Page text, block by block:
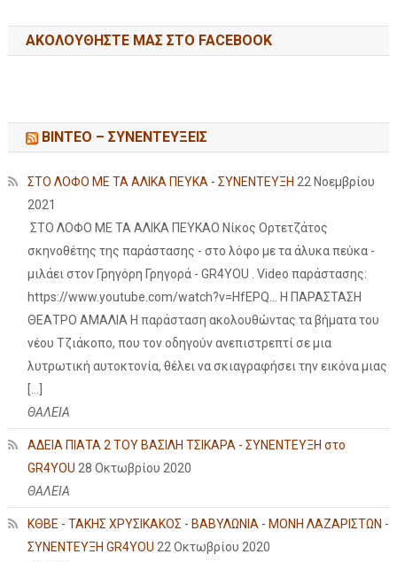
ΑΚΟΛΟΥΘΉΣΤΕ ΜΑΣ ΣΤΟ FACEBOOK
ΒΙΝΤΕΟ – ΣΥΝΕΝΤΕΥΞΕΙΣ
ΣΤΟ ΛΟΦΟ ΜΕ ΤΑ ΑΛΙΚΑ ΠΕΥΚΑ - ΣΥΝΕΝΤΕΥΞΗ 22 Νοεμβρίου
2021
ΣΤΟ ΛΟΦΟ ΜΕ ΤΑ ΑΛΙΚΑ ΠΕΥΚΑΟ Νίκος Ορτετζάτος
σκηνοθέτης της παράστασης - στο λόφο με τα άλυκα πεύκα -
μιλάει στον Γρηγόρη Γρηγορά - GR4YOU . Video παράστασης:
https://www.youtube.com/watch?v=HfEPQ... Η ΠΑΡΑΣΤΑΣΗ
ΘΕΑΤΡΟ ΑΜΑΛΙΑ Η παράσταση ακολουθώντας τα βήματα του
νέου Τζιάκοπο, που τον οδηγούν ανεπιστρεπτί σε μια
λυτρωτική αυτοκτονία, θέλει να σκιαγραφήσει την εικόνα μιας
[…]
ΘΑΛΕΙΑ
ΑΔΕΙΑ ΠΙΑΤΑ 2 ΤΟΥ ΒΑΣΙΛΗ ΤΣΙΚΑΡΑ - ΣΥΝΕΝΤΕΥΞΗ στο
GR4YOU 28 Οκτωβρίου 2020
ΘΑΛΕΙΑ
ΚΘΒΕ - ΤΑΚΗΣ ΧΡΥΣΙΚΑΚΟΣ - ΒΑΒΥΛΩΝΙΑ - ΜΟΝΗ ΛΑΖΑΡΙΣΤΩΝ -
ΣΥΝΕΝΤΕΥΞΗ GR4YOU 22 Οκτωβρίου 2020